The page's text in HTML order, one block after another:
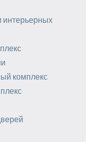
интерьерных
комплекс